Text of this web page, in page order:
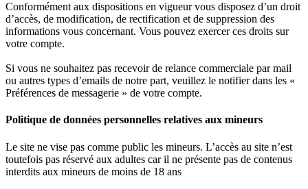
Conformément aux dispositions en vigueur vous disposez d’un droit
d’accès, de modification, de rectification et de suppression des
informations vous concernant. Vous pouvez exercer ces droits sur
votre compte.
Si vous ne souhaitez pas recevoir de relance commerciale par mail
ou autres types d’emails de notre part, veuillez le notifier dans les «
Préférences de messagerie » de votre compte.
Politique de données personnelles relatives aux mineurs
Le site ne vise pas comme public les mineurs. L’accès au site n’est
toutefois pas réservé aux adultes car il ne présente pas de contenus
interdits aux mineurs de moins de 18 ans